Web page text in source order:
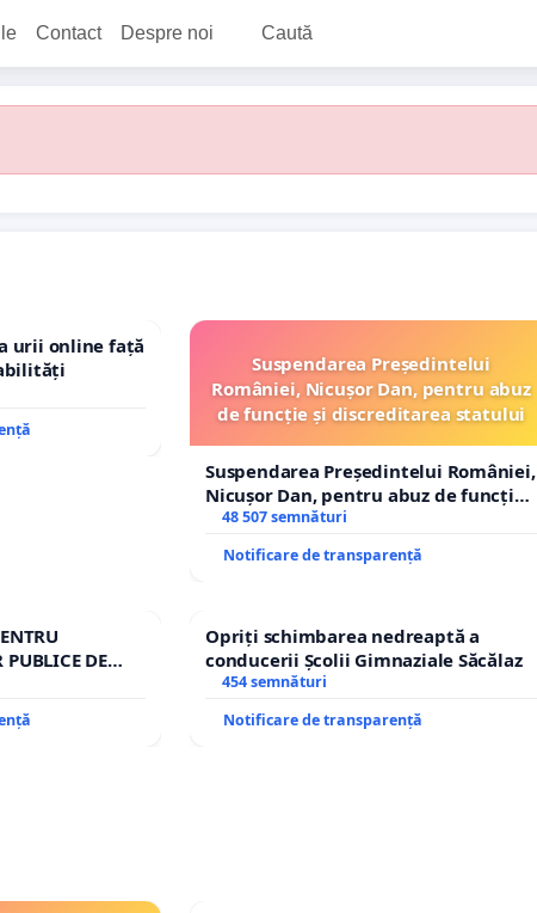
Contact Despre noi Caută
urii online față
Suspendarea Președintelui
României, Nicușor Dan, pentru abuz
de funcție și discreditarea statului
Suspendarea Președintelui României,
Nicușor Dan, pentru abuz de funcție
și discreditarea statului
48 507 semnături
Notificare de transparență
PUBLICE DE
Opriți schimbarea nedreaptă a
conducerii Școlii Gimnaziale Săcălaz
454 semnături
Notificare de transparență